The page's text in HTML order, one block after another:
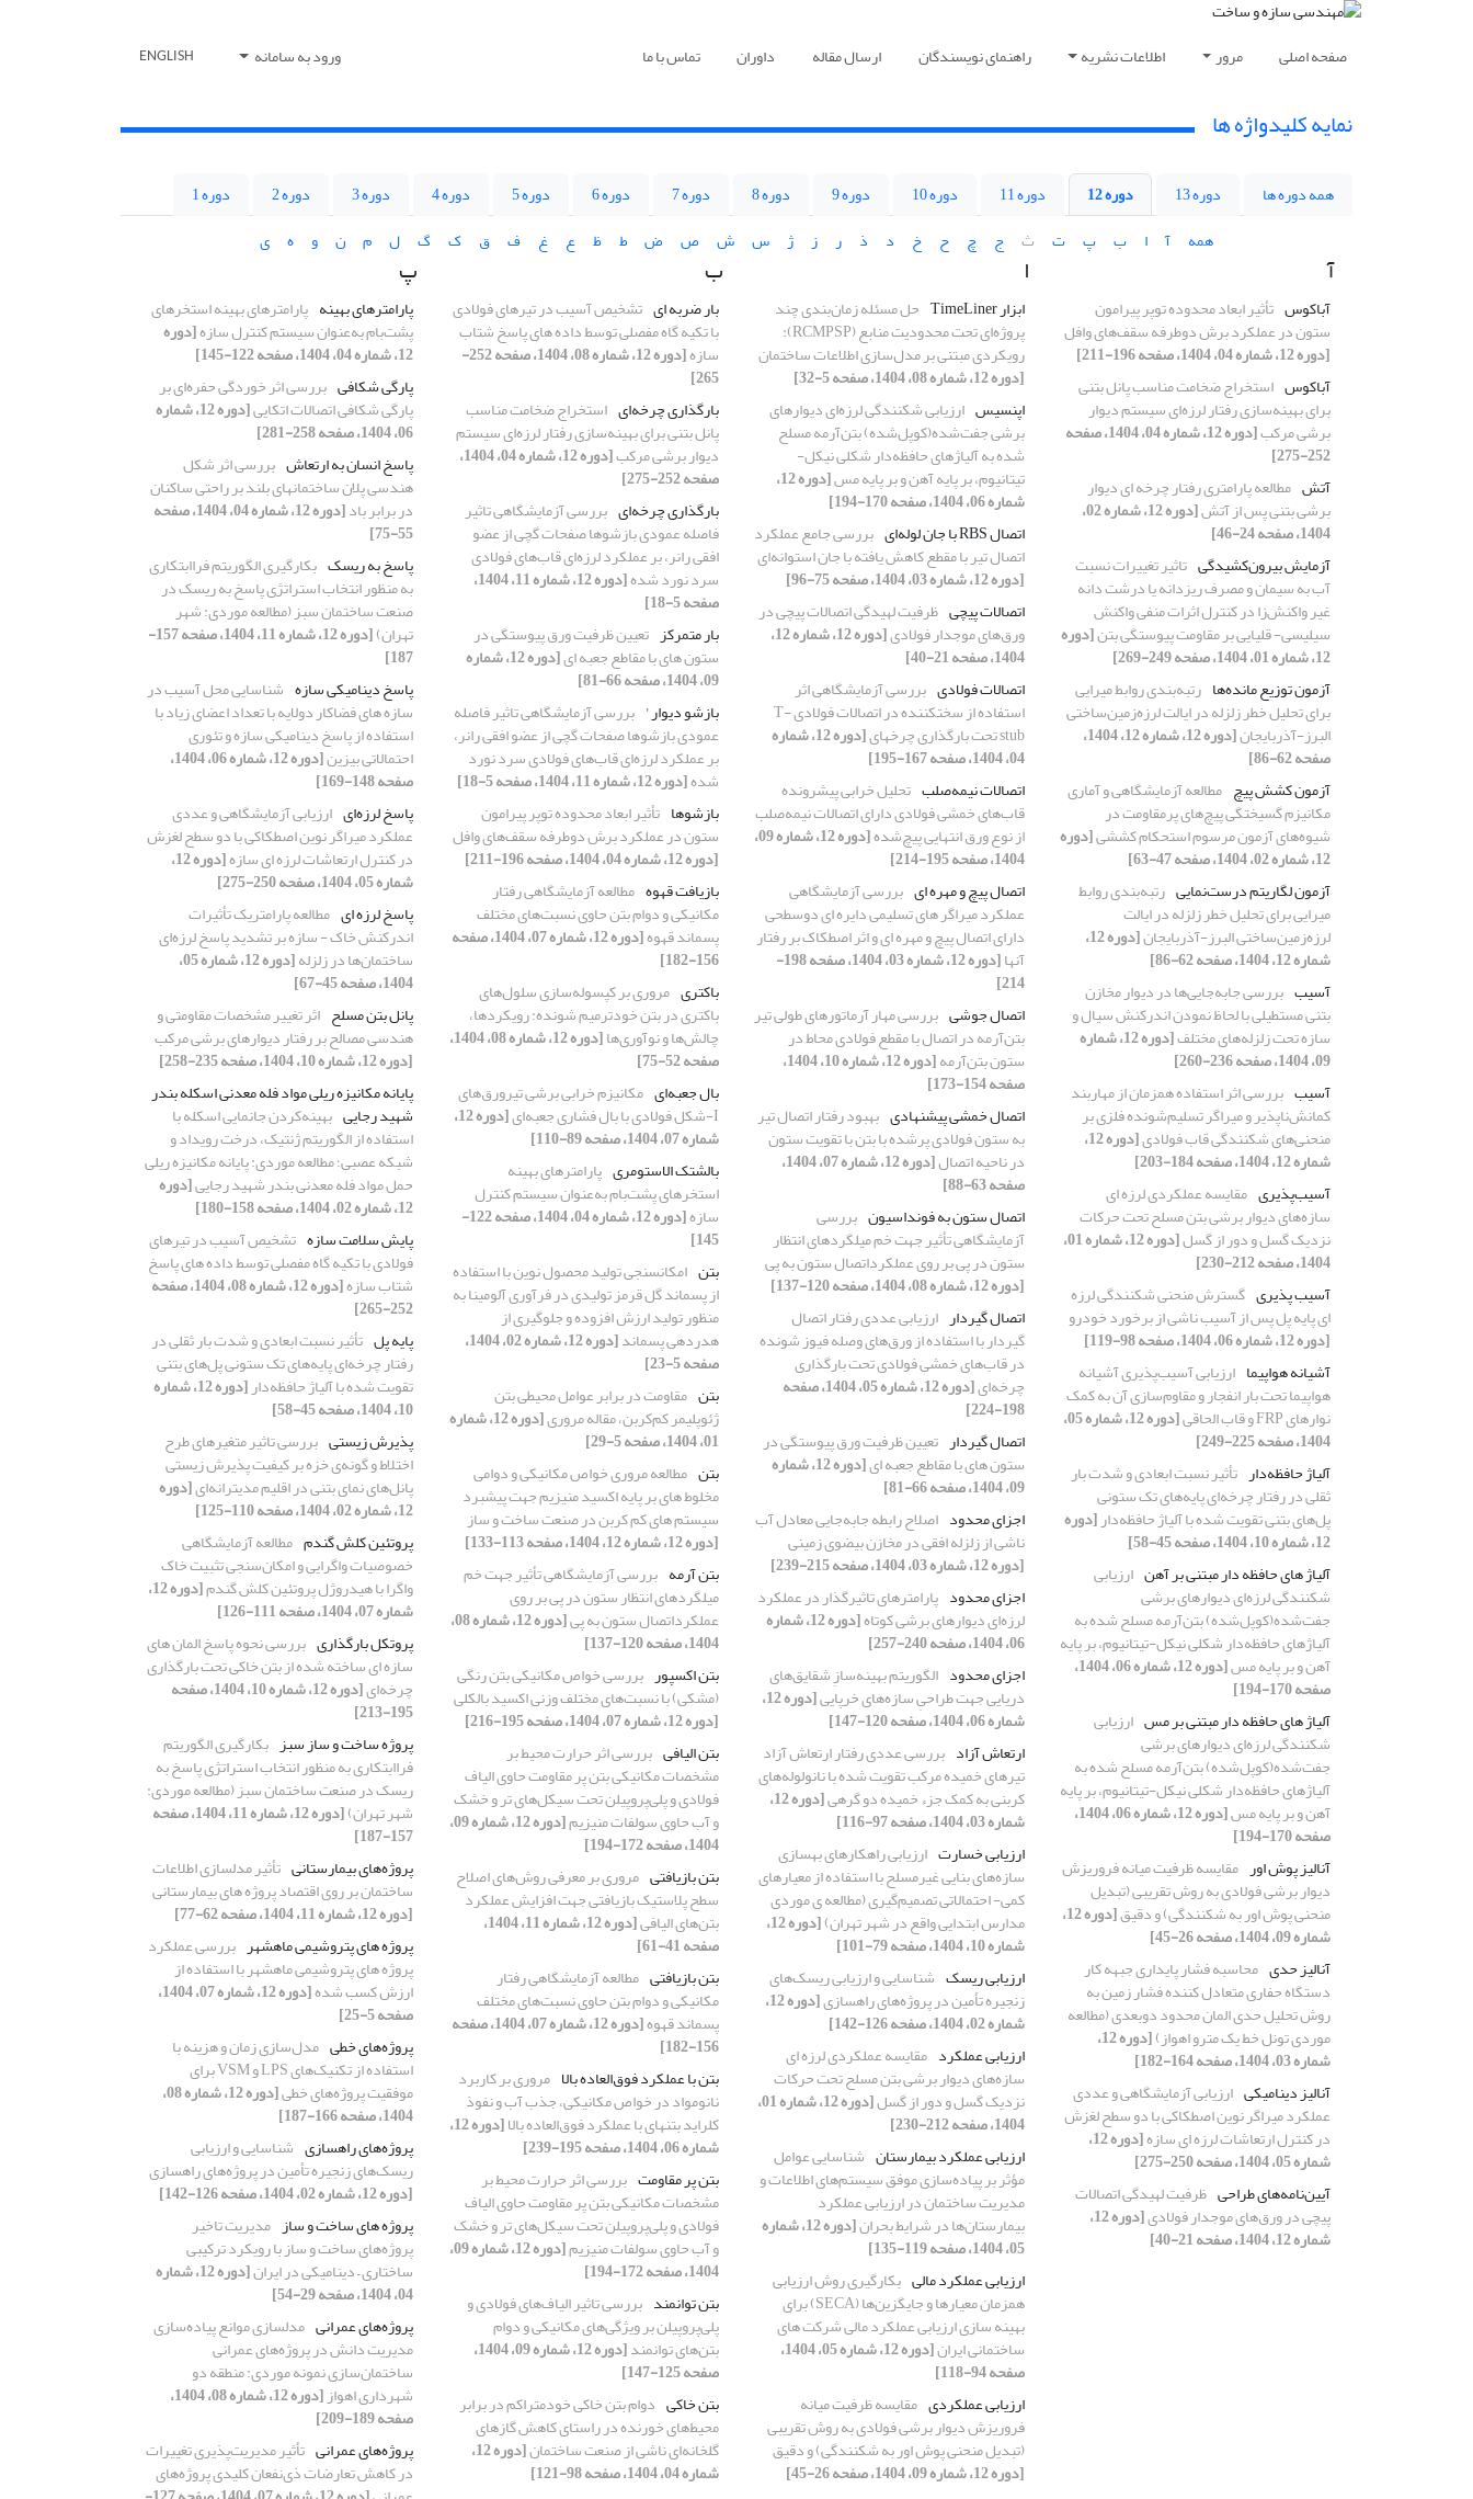
صفحه اصلی مرور اطلاعات نشریه راهنمای نویسندگان ارسال مقاله داوران تماس با ما ورود به سامانه ENGLISH
نمایه کلیدواژه ها
همه دوره ها دوره 13 دوره 12 دوره 11 دوره 10 دوره 9 دوره 8 دوره 7 دوره 6 دوره 5 دوره 4 دوره 3 دوره 2
دوره 1
همه
آ ا ب پ ت ث ج چ ح خ د ذ ر ز ژ س ش ص ض ط ظ ع غ ف ق ک گ ل م ن و ه ی
آ
آباکوس تأثیر ابعاد محدوده توپر پیرامون
ستون در عملکرد برش دوطرفه سقف‌های وافل
[دوره 12، شماره 04، 1404، صفحه 196-211]
آباکوس استخراج ضخامت مناسب پانل بتنی
برای بهینه‌سازی رفتار لرزه‌ای سیستم دیوار
برشی مرکب [دوره 12، شماره 04، 1404، صفحه
252-275]
آتش مطالعه پارامتری رفتار چرخه ای دیوار
برشی بتنی پس از آتش [دوره 12، شماره 02،
1404، صفحه 24-46]
آزمایش بیرون‌کشیدگی تاثیر تغییرات نسبت
آب به سیمان و مصرف ریزدانه یا درشت دانه
غیر واکنش‌زا در کنترل اثرات منفی واکنش
سیلیسی- قلیایی بر مقاومت پیوستگی بتن[دوره
12، شماره 01، 1404، صفحه 249-269]
آزمون توزیع مانده‌ها رتبه‌بندی روابط میرایی
برای تحلیل خطر زلزله در ایالت لرزه‌زمین‌ساختی
البرز-آذربایجان [دوره 12، شماره 12، 1404،
صفحه 62-86]
آزمون کشش پیچ مطالعه آزمایشگاهی و آماری
مکانیزم‌ گسیختگی پیچ‌های پرمقاومت در
شیوه‌های آزمون‌ مرسوم استحکام کششی[دوره
12، شماره 02، 1404، صفحه 47-63]
آزمون لگاریتم درست‌نمایی رتبه‌بندی روابط
میرایی برای تحلیل خطر زلزله در ایالت
لرزه‌زمین‌ساختی البرز-آذربایجان [دوره 12،
شماره 12، 1404، صفحه 62-86]
آسیب بررسی جابه‌جایی‌ها در دیوار مخازن
بتنی مستطیلی با لحاظ نمودن اندرکنش سیال و
سازه تحت زلزله‌‌های مختلف [دوره 12، شماره
09، 1404، صفحه 236-260]
آسیب بررسی اثر استفاده همزمان از مهاربند
کمانش‌ناپذیر و میراگر تسلیم‌شونده فلزی بر
منحنی‌های ‌شکنندگی قاب فولادی [دوره 12،
شماره 12، 1404، صفحه 184-203]
آسیب‌پذیری مقایسه عملکردی لرزه ای
سازه‌های دیوار برشی بتن مسلح تحت حرکات
نزدیک گسل و دور از گسل [دوره 12، شماره 01،
1404، صفحه 212-230]
آسیب پذیری گسترش منحنی شکنندگی لرزه
ای پایه‌ پل پس از آسیب ناشی از برخورد خودرو
[دوره 12، شماره 06، 1404، صفحه 98-119]
آشیانه هواپیما ارزیابی آسیب‌پذیری آشیانه
هواپیما تحت بار انفجار و مقاوم‌سازی آن به کمک
نوارهای FRP و قاب الحاقی [دوره 12، شماره 05،
1404، صفحه 225-249]
آلیاژ حافظه‌دار تأثیر نسبت ابعادی و شدت بار
ثقلی در رفتار چرخه‌ای پایه‌های تک ستونی‌
پل‌های بتنی تقویت شده با آلیاژ حافظه‌دار[دوره
12، شماره 10، 1404، صفحه 45-58]
آلیاژ های حافظه دار مبتنی بر آهن ارزیابی
شکنندگی لرزه‌ای دیوارهای برشی
جفت‌شده(کوپل‌شده) بتن‌آرمه مسلح ‌شده به
آلیاژهای حافظه‌دار شکلی نیکل-تیتانیوم، بر پایه
آهن و بر پایه مس [دوره 12، شماره 06، 1404،
صفحه 170-194]
آلیاژ های حافظه دار مبتنی بر مس ارزیابی
شکنندگی لرزه‌ای دیوارهای برشی
جفت‌شده(کوپل‌شده) بتن‌آرمه مسلح ‌شده به
آلیاژهای حافظه‌دار شکلی نیکل-تیتانیوم، بر پایه
آهن و بر پایه مس [دوره 12، شماره 06، 1404،
صفحه 170-194]
آنالیز پوش اور مقایسه ظرفیت میانه فروریزش
دیوار برشی فولادی به روش تقریبی (تبدیل
منحنی پوش اور به شکنندگی) و دقیق [دوره 12،
شماره 09، 1404، صفحه 26-45]
آنالیز حدی محاسبه فشار پایداری جبهه کار
دستگاه حفاری متعادل کننده فشار زمین به
روش تحلیل حدی المان محدود دوبعدی (مطالعه
موردی تونل خط یک مترو اهواز) [دوره 12،
شماره 03، 1404، صفحه 164-182]
آنالیز دینامیکی ارزیابی آزمایشگاهی و عددی
عملکرد میراگر نوین اصطکاکی با دو سطح لغزش
در کنترل ارتعاشات لرزه ای سازه [دوره 12،
شماره 05، 1404، صفحه 250-275]
آیین‌نامه‌ها‌ی طراحی ظرفیت لهیدگی اتصالات
پیچی در ورق‌های موجدار فولادی [دوره 12،
شماره 12، 1404، صفحه 21-40]
ا
ابزار TimeLiner حل مسئله زمان‌بندی چند
پروژه‌ای تحت محدودیت منابع (RCMPSP):
رویکردی مبتنی بر مدل‌سازی اطلاعات ساختمان
[دوره 12، شماره 08، 1404، صفحه 5-32]
اپنسیس ارزیابی شکنندگی لرزه‌ای دیوارهای
برشی جفت‌شده(کوپل‌شده) بتن‌آرمه مسلح
‌شده به آلیاژهای حافظه‌دار شکلی نیکل-
تیتانیوم، بر پایه آهن و بر پایه مس [دوره 12،
شماره 06، 1404، صفحه 170-194]
اتصال RBS با جان لوله‌ای
بررسی جامع عملکرد
اتصال تیر با مقطع کاهش یافته با جان استوانه‌ای
[دوره 12، شماره 03، 1404، صفحه 75-96]
اتصالات پیچی ظرفیت لهیدگی اتصالات پیچی در
ورق‌های موجدار فولادی [دوره 12، شماره 12،
1404، صفحه 21-40]
اتصالات فولادی بررسی آزمایشگاهی اثر
استفاده از سختکننده در اتصالات فولادی T-
stub تحت بارگذاری چرخهای [دوره 12، شماره
04، 1404، صفحه 167-195]
اتصالات نیمه‌صلب تحلیل خرابی پیشرونده
قاب‌های خمشی فولادی دارای اتصالات نیمه‌صلب
از نوع ورق انتهایی پیچ‌شده [دوره 12، شماره 09،
1404، صفحه 195-214]
اتصال پیچ و مهره ای بررسی آزمایشگاهی
عملکرد میراگر های تسلیمی دایره ای دوسطحی
دارای اتصال پیچ و مهره ای و اثر اصطکاک بر رفتار
آنها [دوره 12، شماره 03، 1404، صفحه 198-
214]
اتصال جوشی بررسی مهار آرماتورهای طولی تیر
بتن‌آرمه در اتصال با مقطع فولادی محاط در
ستون بتن‌آرمه [دوره 12، شماره 10، 1404،
صفحه 154-173]
اتصال خمشی پیشنهادی بهبود رفتار اتصال تیر
به ستون فولادی پرشده با بتن با تقویت ستون
در ناحیه اتصال [دوره 12، شماره 07، 1404،
صفحه 63-88]
اتصال ستون به فونداسیون بررسی
آزمایشگاهی تأثیر جهت خم میلگردهای انتظار
ستون در پی بر روی عملکرداتصال ستون به پی
[دوره 12، شماره 08، 1404، صفحه 120-137]
اتصال گیردار ارزیابی عددی رفتار اتصال
گیردار با استفاده از ورق‌های وصله فیوز شونده
در قاب‌های خمشی فولادی تحت بارگذاری
چرخه‌ای [دوره 12، شماره 05، 1404، صفحه
198-224]
اتصال گیردار تعیین ظرفیت ورق پیوستگی در
ستون های با مقاطع جعبه ای [دوره 12، شماره
09، 1404، صفحه 66-81]
اجزای محدود اصلاح رابطه جابه‌جایی معادل آب
ناشی از زلزله افقی در مخازن بیضوی زمینی
[دوره 12، شماره 03، 1404، صفحه 215-239]
اجزای محدود پارامترهای تاثیرگذار در عملکرد
لرزه‌ای دیوارهای برشی کوتاه [دوره 12، شماره
06، 1404، صفحه 240-257]
اجزای محدود الگوریتم بهینه‌سازِ شقایق‌های
دریایی جهت طراحیِ سازه‌های خرپایی [دوره 12،
شماره 06، 1404، صفحه 120-147]
ارتعاش آزاد بررسی عددی رفتار ارتعاش آزاد
تیرهای خمیده مرکب تقویت شده با نانولوله‌های
کربنی به کمک جزء خمیده دو گرهی [دوره 12،
شماره 03، 1404، صفحه 97-116]
ارزیابی خسارت ارزیابی راهکارهای بهسازی
سازه‌های بنایی غیرمسلح با استفاده از معیارهای
کمی- احتمالاتی تصمیم‌گیری (مطالعه ی موردی
مدارس ابتدایی واقع در شهر تهران) [دوره 12،
شماره 10، 1404، صفحه 79-101]
ارزیابی ریسک شناسایی و ارزیابی ریسک‌های
زنجیره تأمین در پروژه‌های راهسازی [دوره 12،
شماره 02، 1404، صفحه 126-142]
ارزیابی عملکرد مقایسه عملکردی لرزه ای
سازه‌های دیوار برشی بتن مسلح تحت حرکات
نزدیک گسل و دور از گسل [دوره 12، شماره 01،
1404، صفحه 212-230]
ارزیابی عملکرد بیمارستان شناسایی عوامل
مؤثر بر پیاده‌سازی موفق سیستم‌های اطلاعات و
مدیریت ساختمان در ارزیابی عملکرد
بیمارستان‌ها در شرایط بحران [دوره 12، شماره
05، 1404، صفحه 119-135]
ارزیابی عملکرد مالی بکارگیری روش ارزیابی
همزمان معیارها و جایگزین‌ها (SECA) برای
بهینه سازی ارزیابی عملکرد مالی شرکت های
ساختمانی ایران [دوره 12، شماره 05، 1404،
صفحه 94-118]
ارزیابی عملکردی مقایسه ظرفیت میانه
فروریزش دیوار برشی فولادی به روش تقریبی
(تبدیل منحنی پوش اور به شکنندگی) و دقیق
[دوره 12، شماره 09، 1404، صفحه 26-45]
ب
بار ضربه ای تشخیص آسیب در تیرهای فولادی
با تکیه گاه مفصلی توسط داده های پاسخ شتاب
سازه [دوره 12، شماره 08، 1404، صفحه 252-
265]
بارگذاری چرخه‌ای استخراج ضخامت مناسب
پانل بتنی برای بهینه‌سازی رفتار لرزه‌ای سیستم
دیوار برشی مرکب [دوره 12، شماره 04، 1404،
صفحه 252-275]
بارگذاری چرخه‌ای بررسی آزمایشگاهی تاثیر
فاصله عمودی بازشوها صفحات گچی از عضو
افقی رانر، بر عملکرد لرزه‌ای قاب‌های فولادی
سرد نورد شده [دوره 12، شماره 11، 1404،
صفحه 5-18]
بار متمرکز تعیین ظرفیت ورق پیوستگی در
ستون های با مقاطع جعبه ای [دوره 12، شماره
09، 1404، صفحه 66-81]
بازشو دیوار ' بررسی آزمایشگاهی تاثیر فاصله
عمودی بازشوها صفحات گچی از عضو افقی رانر،
بر عملکرد لرزه‌ای قاب‌های فولادی سرد نورد
شده[دوره 12، شماره 11، 1404، صفحه 5-18]
بازشو‌ها تأثیر ابعاد محدوده توپر پیرامون
ستون در عملکرد برش دوطرفه سقف‌های وافل
[دوره 12، شماره 04، 1404، صفحه 196-211]
بازیافت قهوه مطالعه آزمایشگاهی رفتار
مکانیکی و دوام بتن حاوی نسبت‌های مختلف
پسماند قهوه [دوره 12، شماره 07، 1404، صفحه
156-182]
باکتری مروری بر کپسوله‌سازی سلول‌های
باکتری در بتن خودترمیم شونده: رویکردها،
چالش‌ها و نوآوری‌ها [دوره 12، شماره 08، 1404،
صفحه 52-75]
بال جعبه‌ای مکانیزم خرابی برشی تیرورق‌های
I-شکل فولادی با بال فشاری جعبه‌ای [دوره 12،
شماره 07، 1404، صفحه 89-110]
بالشتک الاستومری پارامترهای بهینه
استخرهای پشت‌بام به‌عنوان سیستم کنترل
سازه [دوره 12، شماره 04، 1404، صفحه 122-
145]
بتن امکانسنجی تولید محصول نوین با استفاده
از پسماند گل قرمز تولیدی در فرآوری آلومینا به
منظور تولید ارزش افزوده و جلوگیری از
هدردهی پسماند [دوره 12، شماره 02، 1404،
صفحه 5-23]
بتن مقاومت در برابر عوامل محیطی بتن
ژئوپلیمر کم‌کربن، مقاله مروری [دوره 12، شماره
01، 1404، صفحه 5-29]
بتن مطالعه مروری خواص مکانیکی و دوامی
مخلوط های بر پایه اکسید منیزیم جهت پیشبرد
سیستم های کم کربن در صنعت ساخت و ساز
[دوره 12، شماره 12، 1404، صفحه 113-133]
بتن آرمه بررسی آزمایشگاهی تأثیر جهت خم
میلگردهای انتظار ستون در پی بر روی
عملکرداتصال ستون به پی [دوره 12، شماره 08،
1404، صفحه 120-137]
بتن اکسپور بررسی خواص مکانیکی بتن رنگی
(مشکی) با نسبت‌های مختلف وزنی اکسید بالکلی
[دوره 12، شماره 07، 1404، صفحه 195-216]
بتن الیافی بررسی اثر حرارت محیط بر
مشخصات مکانیکی بتن پر مقاومت حاوی الیاف
فولادی و پلی‌پروپیلن تحت سیکل‌های تر و خشک
و آب حاوی سولفات منیزیم [دوره 12، شماره 09،
1404، صفحه 172-194]
بتن بازیافتی مروری بر معرفی روش‌های اصلاح
سطح پلاستیک‌ بازیافتی جهت افزایش عملکرد
بتن‌های الیافی [دوره 12، شماره 11، 1404،
صفحه 41-61]
بتن بازیافتی مطالعه آزمایشگاهی رفتار
مکانیکی و دوام بتن حاوی نسبت‌های مختلف
پسماند قهوه [دوره 12، شماره 07، 1404، صفحه
156-182]
بتن با عملکرد فوق‌العاده بالا مروری بر کاربرد
نانومواد در خواص مکانیکی، جذب آب و نفوذ
کلراید بتن‏های با عملکرد فوق‌العاده بالا [دوره 12،
شماره 06، 1404، صفحه 195-239]
بتن پر مقاومت بررسی اثر حرارت محیط بر
مشخصات مکانیکی بتن پر مقاومت حاوی الیاف
فولادی و پلی‌پروپیلن تحت سیکل‌های تر و خشک
و آب حاوی سولفات منیزیم [دوره 12، شماره 09،
1404، صفحه 172-194]
بتن توانمند بررسی تاثیر الیاف‌های فولادی و
پلی‌پروپیلن بر ویژگی‌های مکانیکی و دوام
بتن‌های توانمند [دوره 12، شماره 09، 1404،
صفحه 125-147]
بتن خاکی دوام بتن خاکی خودمتراکم در برابر
محیط‌های خورنده در راستای کاهش گازهای
گلخانه‌ای ناشی از صنعت ساختمان [دوره 12،
شماره 04، 1404، صفحه 98-121]
پ
پارامترهای بهینه پارامترهای بهینه استخرهای
پشت‌بام به‌عنوان سیستم کنترل سازه[دوره
12، شماره 04، 1404، صفحه 122-145]
پارگی شکافی بررسی اثر خوردگی حفره‌ای بر
پارگی شکافی اتصالات اتکایی [دوره 12، شماره
06، 1404، صفحه 258-281]
پاسخ انسان به ارتعاش بررسی اثر شکل
هندسی پلان ساختمانهای بلند بر راحتی ساکنان
در برابر باد [دوره 12، شماره 04، 1404، صفحه
55-75]
پاسخ به ریسک بکارگیری الگوریتم فراابتکاری
به منظور انتخاب استراتژی پاسخ به ریسک در
صنعت ساختمان سبز (مطالعه موردی: شهر
تهران) [دوره 12، شماره 11، 1404، صفحه 157-
187]
پاسخ دینامیکی سازه شناسایی محل آسیب در
سازه های فضاکار دولایه با تعداد اعضای زیاد با
استفاده از پاسخ دینامیکی سازه و تئوری
احتمالاتی بیزین [دوره 12، شماره 06، 1404،
صفحه 148-169]
پاسخ لرزه‌ای ارزیابی آزمایشگاهی و عددی
عملکرد میراگر نوین اصطکاکی با دو سطح لغزش
در کنترل ارتعاشات لرزه ای سازه [دوره 12،
شماره 05، 1404، صفحه 250-275]
پاسخ لرزه ای مطالعه پارامتریک تأثیرات
اندرکنش خاک - سازه بر تشدید پاسخ لرزه‌ای
ساختمان‌ها در زلزله [دوره 12، شماره 05،
1404، صفحه 45-67]
پانل بتن مسلح اثر تغییر مشخصات مقاومتی و
هندسی مصالح بر رفتار دیوارهای برشی مرکب
[دوره 12، شماره 10، 1404، صفحه 235-258]
پایانه مکانیزه ریلی مواد فله معدنی اسکله بندر
شهید رجایی بهینه‌کردن جانمایی اسکله با
استفاده از الگوریتم‌ ژنتیک، درخت رویداد و
شبکه عصبی؛ مطالعه موردی: پایانه مکانیزه ریلی
حمل مواد فله معدنی بندر شهید رجایی[دوره
12، شماره 02، 1404، صفحه 158-180]
پایش سلامت سازه تشخیص آسیب در تیرهای
فولادی با تکیه گاه مفصلی توسط داده های پاسخ
شتاب سازه [دوره 12، شماره 08، 1404، صفحه
252-265]
پایه پل تأثیر نسبت ابعادی و شدت بار ثقلی در
رفتار چرخه‌ای پایه‌های تک ستونی‌ پل‌های بتنی
تقویت شده با آلیاژ حافظه‌دار [دوره 12، شماره
10، 1404، صفحه 45-58]
پذیرش ‌زیستی بررسی تاثیر متغیرهای طرح
اختلاط و گونه‌ی خزه بر کیفیت پذیرش ‌زیستی
پانل‌های نمای بتنی در اقلیم مدیترانه‌ای[دوره
12، شماره 02، 1404، صفحه 110-125]
پروتئین کلش گندم مطالعه آزمایشگاهی
خصوصیات واگرایی و امکان‌سنجی تثبیت خاک
واگرا با هیدروژل پروتئین کلش گندم [دوره 12،
شماره 07، 1404، صفحه 111-126]
پروتکل بارگذاری بررسی نحوه پاسخ المان های
سازه ای ساخته شده از بتن خاکی تحت بارگذاری
چرخه‌ای [دوره 12، شماره 10، 1404، صفحه
195-213]
پروژه ساخت و ساز سبز بکارگیری الگوریتم
فراابتکاری به منظور انتخاب استراتژی پاسخ به
ریسک در صنعت ساختمان سبز (مطالعه موردی:
شهر تهران) [دوره 12، شماره 11، 1404، صفحه
157-187]
پروژه‌های بیمارستانی تأثیر مدلسازی اطلاعات
ساختمان بر روی اقتصاد پروژه های بیمارستانی
[دوره 12، شماره 11، 1404، صفحه 62-77]
پروژه های پتروشیمی ماهشهر بررسی عملکرد
پروژه های پتروشیمی ماهشهر با استفاده از
ارزش کسب شده [دوره 12، شماره 07، 1404،
صفحه 5-25]
پروژه‌های خطی مدل‌سازی زمان و هزینه با
استفاده از تکنیک‌های LPS و VSM برای
موفقیت پروژه‌های خطی [دوره 12، شماره 08،
1404، صفحه 166-187]
پروژه‌های راهسازی شناسایی و ارزیابی
ریسک‌های زنجیره تأمین در پروژه‌های راهسازی
[دوره 12، شماره 02، 1404، صفحه 126-142]
پروژه های ساخت و ساز مدیریت تاخیر
پروژه‌های ساخت و ساز با رویکرد ترکیبی
ساختاری – دینامیکی در ایران [دوره 12، شماره
04، 1404، صفحه 29-54]
پروژه‌های عمرانی مدلسازی موانع پیاده‌سازی
مدیریت دانش در پروژه‌های عمرانی
ساختمان‌سازی نمونه موردی: منطقه دو
شهرداری اهواز [دوره 12، شماره 08، 1404،
صفحه 189-209]
پروژه‌های عمرانی تأثیر مدیریت‌پذیری تغییرات
در کاهش تعارضات ذی‌نفعان کلیدی پروژه‌های